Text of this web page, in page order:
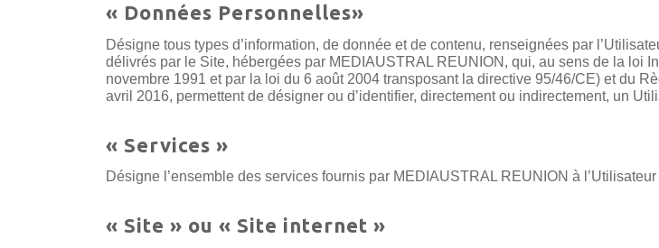
« Données Personnelles»
Désigne tous types d’information, de donnée et de contenu, renseignées par
délivrés par le Site, hébergées par MEDIAUSTRAL REUNION, qui, au sens de la loi
novembre 1991 et par la loi du 6 août 2004 transposant la directive 95/46/CE) et du
avril 2016, permettent de désigner ou d’identifier, directement ou indirectement, un
« Services »
Désigne l’ensemble des services fournis par MEDIAUSTRAL REUNION à
« Site » ou « Site internet »